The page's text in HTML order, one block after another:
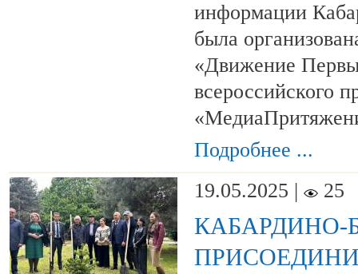
информации
была
«Движение
всероссийского
Подробнее ...
19.05.2025 |
25
КАБАРДИНО-